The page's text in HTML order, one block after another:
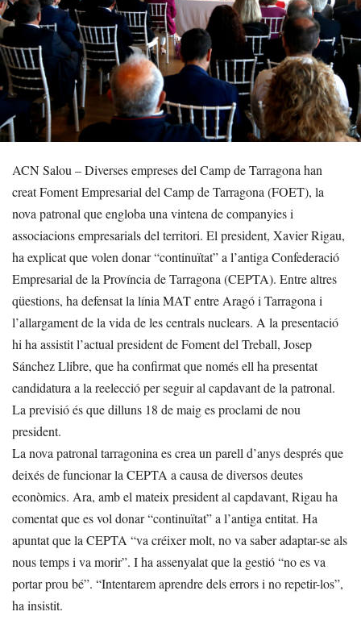
ACN Salou – Diverses empreses del Camp de Tarragona han
creat Foment Empresarial del Camp de Tarragona (FOET), la
nova patronal que engloba una vintena de companyies i
associacions empresarials del territori. El president, Xavier Rigau,
ha explicat que volen donar “continuïtat” a l’antiga Confederació
Empresarial de la Província de Tarragona (CEPTA). Entre altres
qüestions, ha defensat la línia MAT entre Aragó i Tarragona i
l’allargament de la vida de les centrals nuclears. A la presentació
hi ha assistit l’actual president de Foment del Treball, Josep
Sánchez Llibre, que ha confirmat que només ell ha presentat
candidatura a la reelecció per seguir al capdavant de la patronal.
La previsió és que dilluns 18 de maig es proclami de nou
president.
La nova patronal tarragonina es crea un parell d’anys després que
deixés de funcionar la CEPTA a causa de diversos deutes
econòmics. Ara, amb el mateix president al capdavant, Rigau ha
comentat que es vol donar “continuïtat” a l’antiga entitat. Ha
apuntat que la CEPTA “va créixer molt, no va saber adaptar-se als
nous temps i va morir”. I ha assenyalat que la gestió “no es va
portar prou bé”. “Intentarem aprendre dels errors i no repetir-los”,
ha insistit.